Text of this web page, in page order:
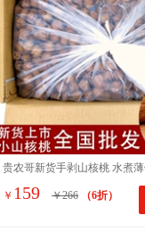
贵农哥新货手剥山核桃 水煮
桃散装干果坚果炒货零食
￥ 159 ￥266 （6折）